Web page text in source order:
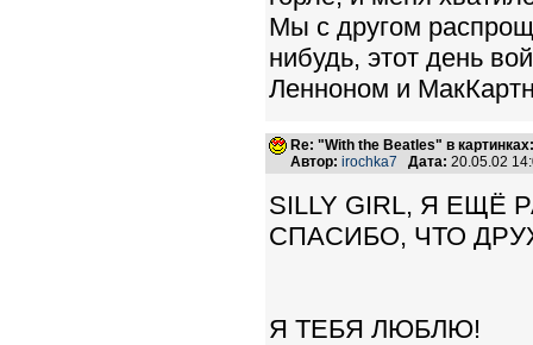
Мы с другом
нибудь, этот день
Ленноном и
Re: "With the Beatles" в
Автор: irochka7 Дата: 20.05.02
SILLY GIRL, Я ЕЩЁ
СПАСИБО, ЧТО
Я ТЕБЯ ЛЮБЛЮ!